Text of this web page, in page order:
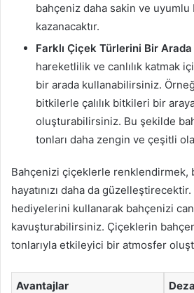
bahçeniz daha sakin ve
kazanacaktır.
Farklı Çiçek Türlerini Bir Arada
hareketlilik ve canlılık katmak
bir arada kullanabilirsiniz.
bitkilerle çalılık bitkileri bir
oluşturabilirsiniz. Bu şekilde
tonları daha zengin ve çeşitli
Bahçenizi çiçeklerle renklendirmek,
hayatınızı daha da
hediyelerini kullanarak bahçenizi
kavuşturabilirsiniz. Çiçeklerin
tonlarıyla etkileyici bir atmosfer
Avantajlar